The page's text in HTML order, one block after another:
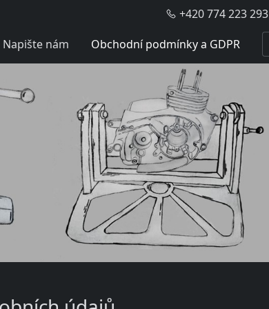
+420 774 223 293
Napište nám Obchodní podmínky a GDPR